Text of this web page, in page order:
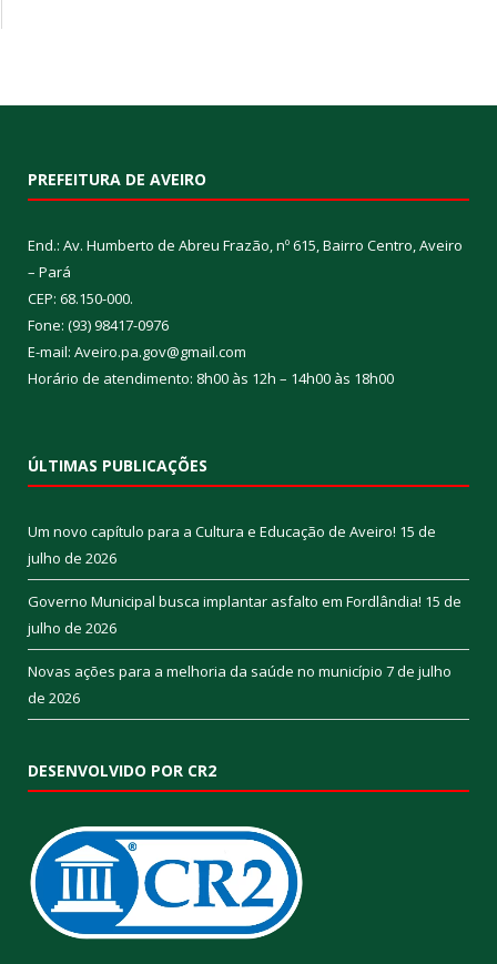
PREFEITURA DE AVEIRO
End.: Av. Humberto de Abreu Frazão, nº 615, Bairro Centro, Aveiro
– Pará
CEP: 68.150-000.
Fone: (93) 98417-0976
E-mail: Aveiro.pa.gov@gmail.com
Horário de atendimento: 8h00 às 12h – 14h00 às 18h00
ÚLTIMAS PUBLICAÇÕES
Um novo capítulo para a Cultura e Educação de Aveiro! 15 de
julho de 2026
Governo Municipal busca implantar asfalto em Fordlândia! 15 de
julho de 2026
Novas ações para a melhoria da saúde no município 7 de julho
de 2026
DESENVOLVIDO POR CR2